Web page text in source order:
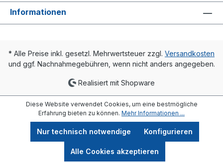
Informationen
* Alle Preise inkl. gesetzl. Mehrwertsteuer zzgl. Versandkosten
und ggf. Nachnahmegebühren, wenn nicht anders angegeben.
Realisiert mit Shopware
Diese Website verwendet Cookies, um eine bestmögliche
Erfahrung bieten zu können. Mehr Informationen ...
Nur technisch notwendige Konfigurieren
Alle Cookies akzeptieren